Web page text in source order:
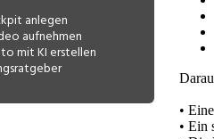
anlegen
aufnehmen
mit KI erstellen